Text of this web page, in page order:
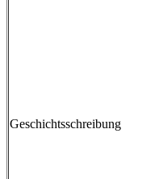
Geschichtsschreibung